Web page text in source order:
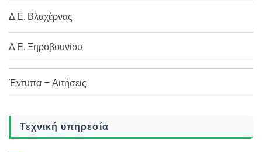
Δ.Ε. Βλαχέρνας
Δ.Ε. Ξηροβουνίου
Έντυπα – Αιτήσεις
Τεχνική υπηρεσία